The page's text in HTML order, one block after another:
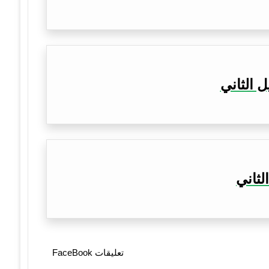
الثاني
تعليقات FaceBook